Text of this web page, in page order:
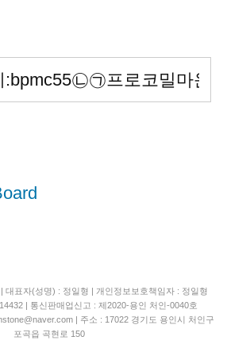
대표자(성명) : 정일형 | 개인정보보호책임자 : 정일형
| 통신판매업신고 : 제2020-용인 처인-0040호
@naver.com | 주소 : 17022 경기도 용인시 처인구
포곡읍 곡현로 150